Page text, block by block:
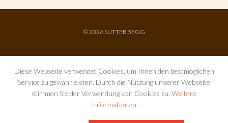
© 2026 SUTTER BEGG
Diese Webseite verwendet Cookies, um Ihnen den bestmöglichen
Service zu gewährleisten. Durch die Nutzung unserer Webseite
stimmen Sie der Verwendung von Cookies zu. Weitere
Informationen